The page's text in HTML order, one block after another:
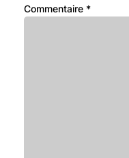
Commentaire *